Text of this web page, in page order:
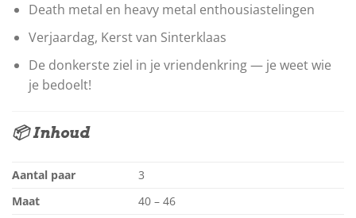
Death metal en heavy metal enthousiastelingen
Verjaardag, Kerst van Sinterklaas
De donkerste ziel in je vriendenkring — je weet wie
je bedoelt!
📦 Inhoud
Aantal paar
3
Maat
40 – 46